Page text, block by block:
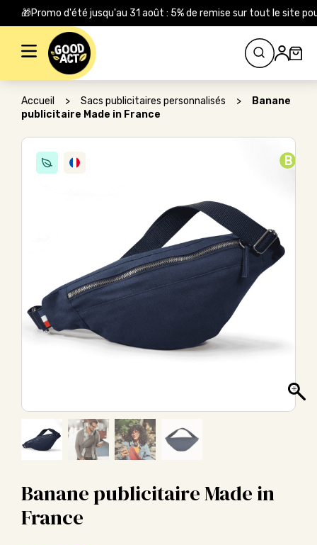
🎁Promo d'été jusqu'au 31 août : 5% de remise sur tout le site
Rechercher :
Accueil > Sacs publicitaires personnalisés >
Banane
publicitaire Made in France
B
Banane publicitaire Made in
France